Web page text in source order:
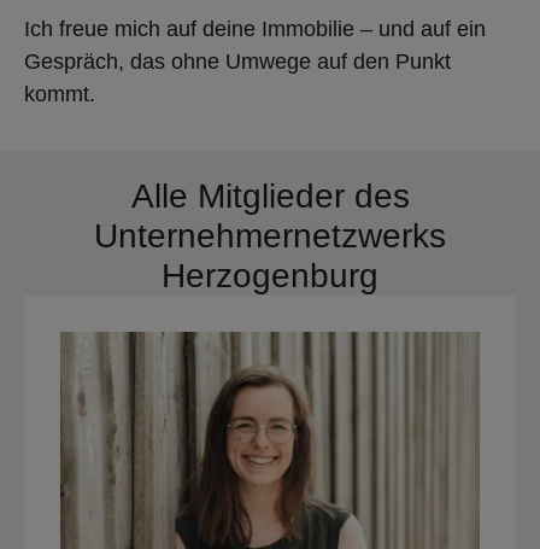
Ich freue mich auf deine Immobilie – und auf ein
Gespräch, das ohne Umwege auf den Punkt
kommt.
Alle Mitglieder des
Unternehmernetzwerks
Herzogenburg